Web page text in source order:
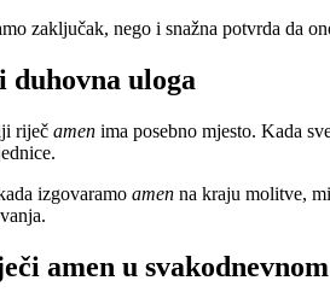
zaključak, nego i snažna potvrda da
uloga
riječ amen ima posebno mjesto. Kada
izgovaramo amen na kraju molitve,
amen u